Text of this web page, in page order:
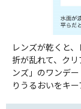
レンズが乾くと
折が乱れて、ク
ンズ」のワンデ
りうるおいをキ